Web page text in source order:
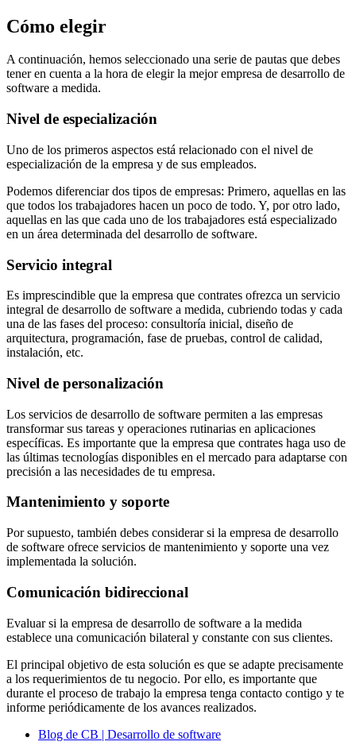
Cómo elegir
A continuación, hemos seleccionado una serie de pautas que debes
tener en cuenta a la hora de elegir la mejor empresa de desarrollo de
software a medida.
Nivel de especialización
Uno de los primeros aspectos está relacionado con el nivel de
especialización de la empresa y de sus empleados.
Podemos diferenciar dos tipos de empresas: Primero, aquellas en las
que todos los trabajadores hacen un poco de todo. Y, por otro lado,
aquellas en las que cada uno de los trabajadores está especializado
en un área determinada del desarrollo de software.
Servicio integral
Es imprescindible que la empresa que contrates ofrezca un servicio
integral de desarrollo de software a medida, cubriendo todas y cada
una de las fases del proceso: consultoría inicial, diseño de
arquitectura, programación, fase de pruebas, control de calidad,
instalación, etc.
Nivel de personalización
Los servicios de desarrollo de software permiten a las empresas
transformar sus tareas y operaciones rutinarias en aplicaciones
específicas. Es importante que la empresa que contrates haga uso de
las últimas tecnologías disponibles en el mercado para adaptarse con
precisión a las necesidades de tu empresa.
Mantenimiento y soporte
Por supuesto, también debes considerar si la empresa de desarrollo
de software ofrece servicios de mantenimiento y soporte una vez
implementada la solución.
Comunicación bidireccional
Evaluar si la empresa de desarrollo de software a la medida
establece una comunicación bilateral y constante con sus clientes.
El principal objetivo de esta solución es que se adapte precisamente
a los requerimientos de tu negocio. Por ello, es importante que
durante el proceso de trabajo la empresa tenga contacto contigo y te
informe periódicamente de los avances realizados.
Blog de CB | Desarrollo de software